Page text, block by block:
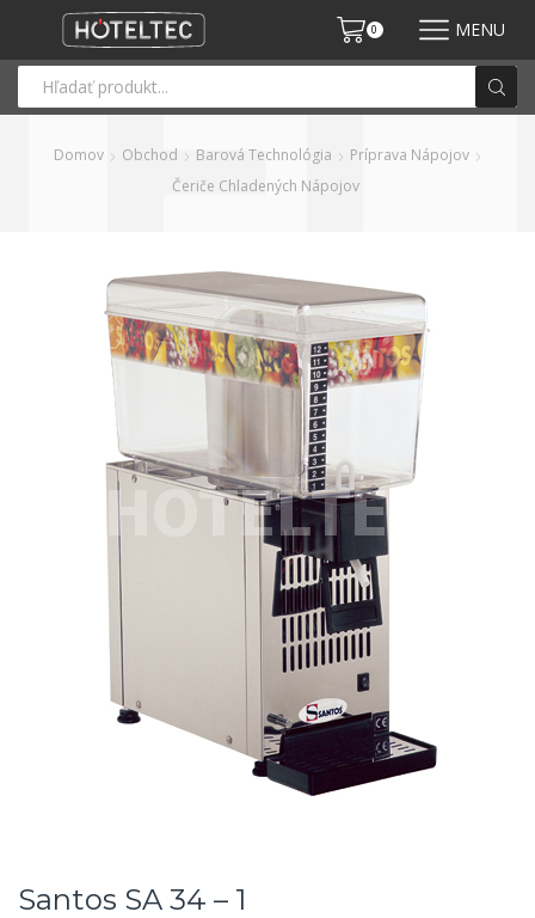
0 MENU
Domov Obchod Barová Technológia
Príprava Nápojov
Čeriče Chladených Nápojov
Santos SA 34 – 1